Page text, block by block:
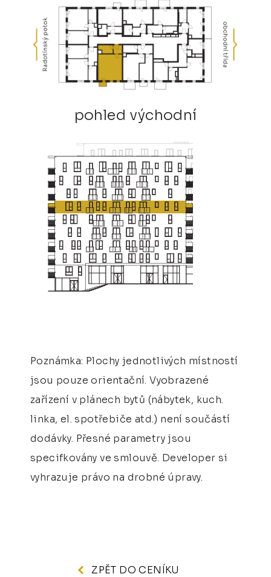
pohled východní
Poznámka: Plochy jednotlivých místností
jsou pouze orientační. Vyobrazené
zařízení v plánech bytů (nábytek, kuch.
linka, el. spotřebiče atd.) není součástí
dodávky. Přesné parametry jsou
specifkovány ve smlouvě. Developer si
vyhrazuje právo na drobné úpravy.
ZPĚT DO CENÍKU